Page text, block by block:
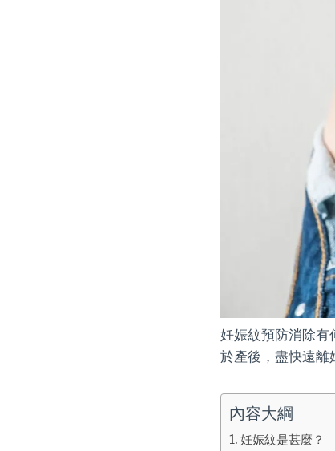
妊娠紋預防消除有
於產後，盡快遠離
內容大綱
妊娠紋是甚麼？